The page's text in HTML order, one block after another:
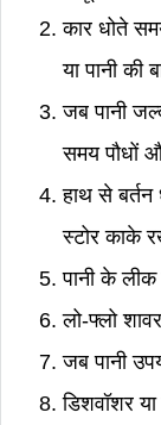
कार धोते
या पानी की
जब पानी
समय पौधों
हाथ से
स्टोर काके
पानी के
लो-फ्लो
जब पानी
डिशवॉशर